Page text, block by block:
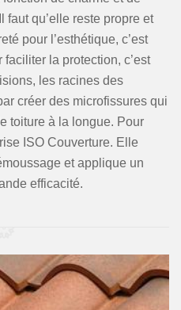
faut qu’elle reste propre et
pour l’esthétique, c’est
la protection, c’est
les racines des
créer des microfissures qui
toiture à la longue. Pour
ISO Couverture. Elle
et applique un
efficacité.